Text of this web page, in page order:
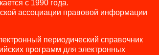
с 1990 года.
ассоциации правовой информации
периодический справочник
программ для электронных